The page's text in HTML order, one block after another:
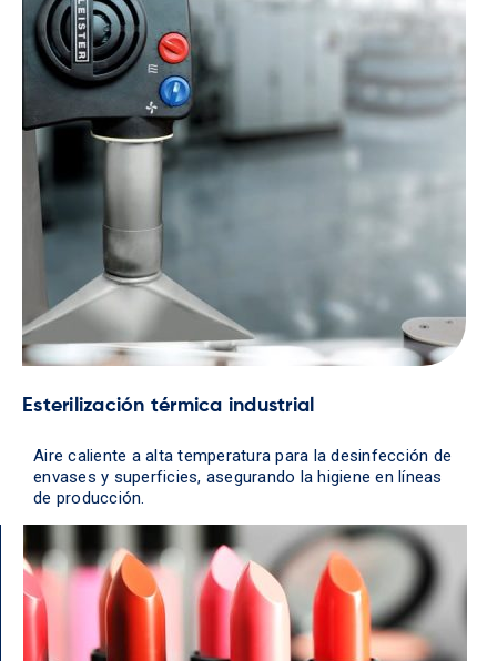
Esterilización térmica industrial
Aire caliente a alta temperatura para la desinfección de
envases y superficies, asegurando la higiene en líneas
de producción.